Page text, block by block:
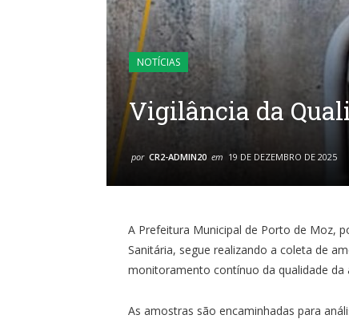
NOTÍCIAS
Vigilância da
por CR2-ADMIN20 em 19 DE DEZEMBRO DE 2025
A Prefeitura Municipal de Porto de Moz,
Sanitária, segue realizando a coleta de
monitoramento contínuo da qualidade da
As amostras são encaminhadas para